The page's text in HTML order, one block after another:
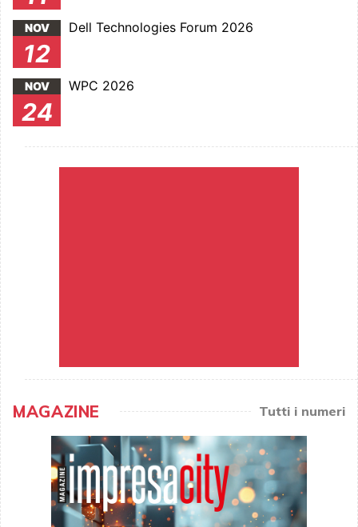
NOV
12
Dell Technologies Forum 2026
NOV
24
WPC 2026
MAGAZINE Tutti i numeri